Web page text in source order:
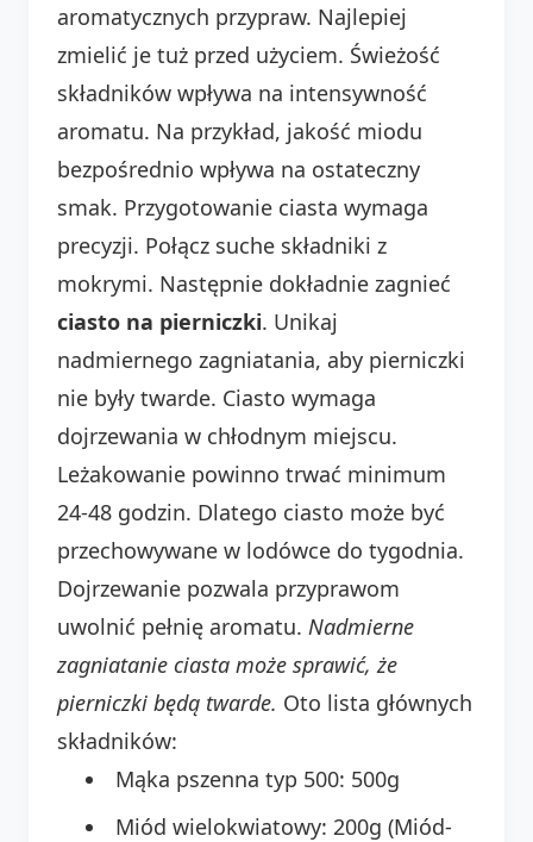
aromatycznych przypraw. Najlepiej
zmielić je tuż przed użyciem. Świeżość
składników wpływa na intensywność
aromatu. Na przykład, jakość miodu
bezpośrednio wpływa na ostateczny
smak. Przygotowanie ciasta wymaga
precyzji. Połącz suche składniki z
mokrymi. Następnie dokładnie zagnieć
ciasto na pierniczki. Unikaj
nadmiernego zagniatania, aby pierniczki
nie były twarde. Ciasto wymaga
dojrzewania w chłodnym miejscu.
Leżakowanie powinno trwać minimum
24-48 godzin. Dlatego ciasto może być
przechowywane w lodówce do tygodnia.
Dojrzewanie pozwala przyprawom
uwolnić pełnię aromatu. Nadmierne
zagniatanie ciasta może sprawić, że
pierniczki będą twarde. Oto lista głównych
składników:
Mąka pszenna typ 500: 500g
Miód wielokwiatowy: 200g (Miód-